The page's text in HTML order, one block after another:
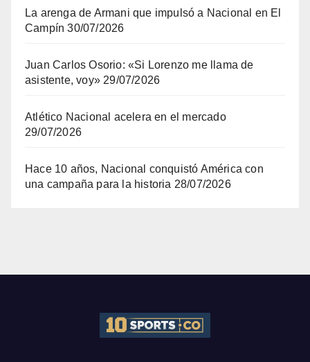
La arenga de Armani que impulsó a Nacional en El
Campín 30/07/2026
Juan Carlos Osorio: «Si Lorenzo me llama de
asistente, voy» 29/07/2026
Atlético Nacional acelera en el mercado
29/07/2026
Hace 10 años, Nacional conquistó América con
una campaña para la historia 28/07/2026